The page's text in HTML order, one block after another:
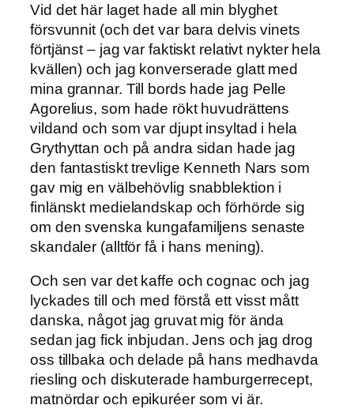
Vid det här laget hade all min blyghet
försvunnit (och det var bara delvis vinets
förtjänst – jag var faktiskt relativt nykter hela
kvällen) och jag konverserade glatt med
mina grannar. Till bords hade jag Pelle
Agorelius, som hade rökt huvudrättens
vildand och som var djupt insyltad i hela
Grythyttan och på andra sidan hade jag
den fantastiskt trevlige Kenneth Nars som
gav mig en välbehövlig snabblektion i
finlänskt medielandskap och förhörde sig
om den svenska kungafamiljens senaste
skandaler (alltför få i hans mening).
Och sen var det kaffe och cognac och jag
lyckades till och med förstå ett visst mått
danska, något jag gruvat mig för ända
sedan jag fick inbjudan. Jens och jag drog
oss tillbaka och delade på hans medhavda
riesling och diskuterade hamburgerrecept,
matnördar och epikuréer som vi är.